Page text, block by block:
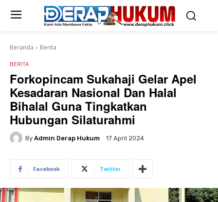
Beranda Berita
BERITA
Forkopincam Sukahaji Gelar Apel
Kesadaran Nasional Dan Halal
Bihalal Guna Tingkatkan
Hubungan Silaturahmi
By Admin Derap Hukum 17 April 2024
Facebook Twitter